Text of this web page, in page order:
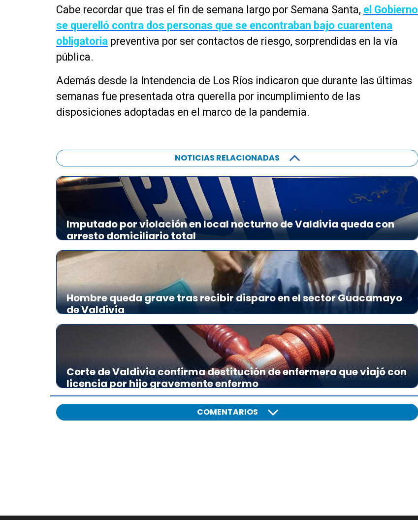
Cabe recordar que tras el fin de semana largo por Semana Santa, el Gobierno
se querelló contra dos personas que se encontraban bajo cuarentena
obligatoria preventiva por ser contactos de riesgo, sorprendidas en la vía
pública.
Además desde la Intendencia de Los Ríos indicaron que durante las últimas
semanas fue presentada otra querella por incumplimiento de las
disposiciones adoptadas en el marco de la pandemia.
NOTICIAS RELACIONADAS
Imputado por violación en local nocturno de Valdivia queda con
arresto domiciliario total
Hombre queda grave tras recibir disparo en el sector Guacamayo
de Valdivia
Corte de Valdivia confirma destitución de enfermera que viajó con
licencia por hijo gravemente enfermo
COMENTARIOS